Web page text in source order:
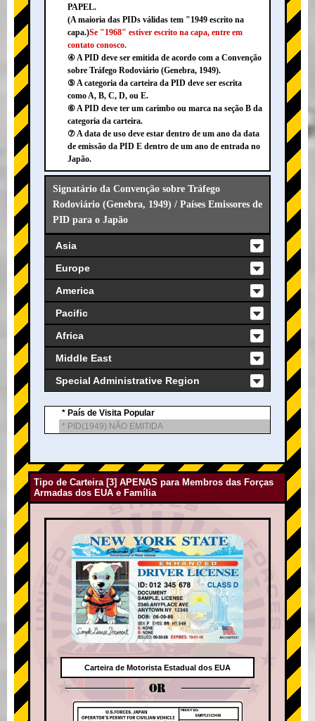
PAPEL.
(A maioria das PIDs válidas tem "1949 escrito na
capa.)Se "1968" estiver escrito na capa, entre em
contato conosco.
④ A PID deve ser emitida de acordo com a Convenção
sobre Tráfego Rodoviário (Genebra, 1949).
⑤ A categoria da carteira da PID deve ser escrita
como A, B, C, D, ou E.
⑥ A PID deve ter um carimbo ou marca na seção B da
categoria da carteira.
⑦ A data de uso deve estar dentro de um ano da data
de emissão da PID E dentro de um ano de entrada no
Japão.
Signatário da Convenção sobre Tráfego
Rodoviário (Genebra, 1949) / Países Emissores de
PID para o Japão
Asia
Europe
America
Pacific
Africa
Middle East
Special Administrative Region
* País de Visita Popular
* PID(1949) NÃO EMITIDA
Tipo de Carteira [3] APENAS para Membros das Forças
Armadas dos EUA e Família
Carteira de Motorista Estadual dos EUA
OR